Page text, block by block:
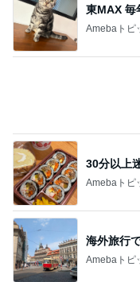
東MAX 毎
Amebaトピ
海外旅行
Amebaトピ